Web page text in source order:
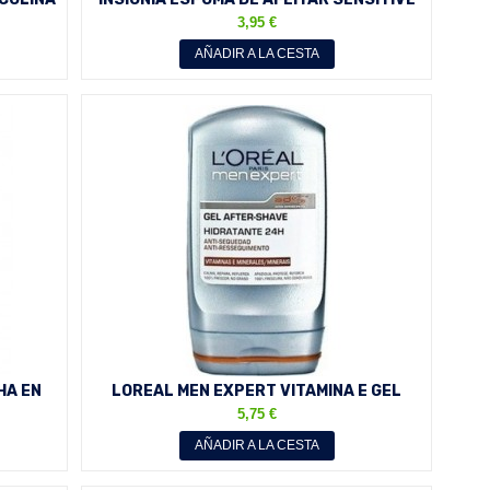
400 ML
3,95 €
AÑADIR A LA CESTA
EN
LOREAL MEN EXPERT VITAMINA E GEL
AFTER-SHAVE HIDRATANTE...
5,75 €
AÑADIR A LA CESTA